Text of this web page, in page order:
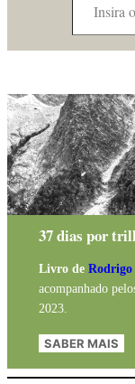
37 dias por
Livro de Rodrigo
acompanhado
2023.
SABER MAIS